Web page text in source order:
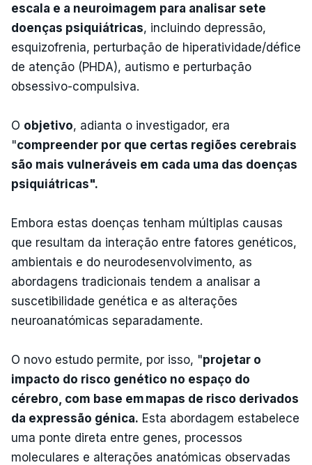
escala e a neuroimagem para analisar sete
doenças psiquiátricas, incluindo depressão,
esquizofrenia, perturbação de hiperatividade/défice
de atenção (PHDA), autismo e perturbação
obsessivo-compulsiva.
O objetivo, adianta o investigador, era
"compreender por que certas regiões cerebrais
são mais vulneráveis em cada uma das doenças
psiquiátricas".
Embora estas doenças tenham múltiplas causas
que resultam da interação entre fatores genéticos,
ambientais e do neurodesenvolvimento, as
abordagens tradicionais tendem a analisar a
suscetibilidade genética e as alterações
neuroanatómicas separadamente.
O novo estudo permite, por isso, "projetar o
impacto do risco genético no espaço do
cérebro, com base em mapas de risco derivados
da expressão génica. Esta abordagem estabelece
uma ponte direta entre genes, processos
moleculares e alterações anatómicas observadas